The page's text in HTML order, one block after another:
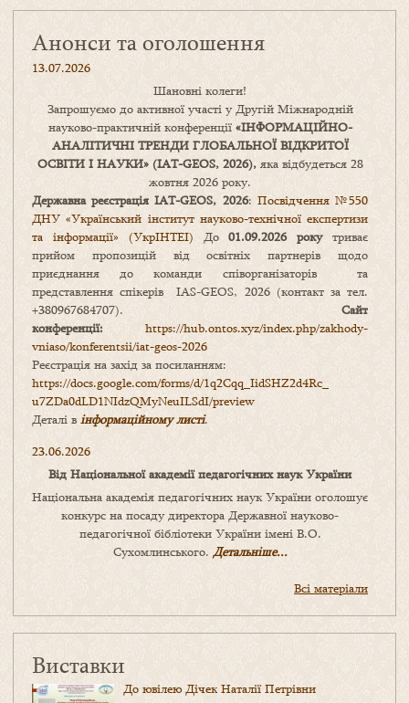
Анонси та оголошення
13.07.2026
Шановні колеги!
Запрошуємо до активної участі у Другій Міжнародній
науково-практичній конференції «ІНФОРМАЦІЙНО-
АНАЛІТИЧНІ ТРЕНДИ ГЛОБАЛЬНОЇ ВІДКРИТОЇ
ОСВІТИ І НАУКИ» (IAT-GEOS, 2026),яка відбудеться 28
жовтня 2026 року.
Державна реєстрація IAT-GEOS, 2026: Посвідчення №550
ДНУ «Український інститут науково-технічної експертизи
та інформації» (УкрІНТЕІ) До01.09.2026 рокутриває
прийом пропозицій від освітніх партнерів щодо
приєднання до команди співорганізаторів та
представлення спікерів IAS-GEOS, 2026 (контакт за тел.
+380967684707). Сайт
конференції: https://hub.ontos.xyz/index.php/zakhody-
vniaso/konferentsii/iat-geos-2026
Реєстрація на захід за посиланням:
https://docs.google.com/forms/d/1q2Cqq_IidSHZ2d4Rc_
u7ZDa0dLD1NIdzQMyNeuILSdI/preview
Деталі в інформаційному листі.
23.06.2026
Від Національної академії педагогічних наук України
Національна академія педагогічних наук України оголошує
конкурс на посаду директора Державної науково-
педагогічної бібліотеки України імені В.О.
Сухомлинського. Детальніше...
Всі матеріали
Виставки
До ювілею Дічек Наталії Петрівни